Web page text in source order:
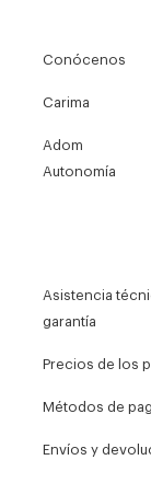
Conócenos
Carima
Adom
Autonomía
Asistencia
garantía
Precios de los
Métodos de
Envíos y